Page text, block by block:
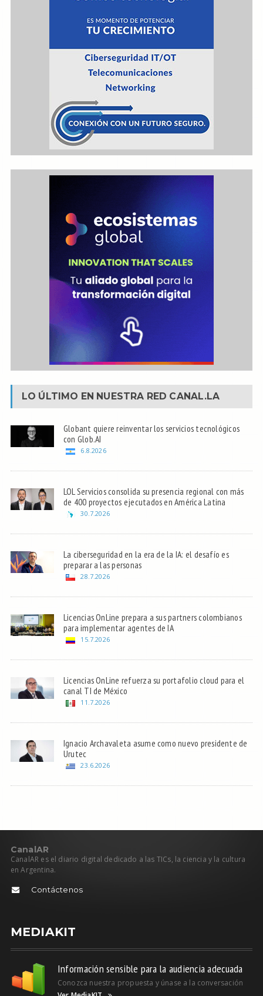
LO ÚLTIMO EN NUESTRA RED CANAL.LA
Globant quiere reinventar los servicios tecnológicos
con Glob.AI
6.8.2026
LOL Servicios consolida su presencia regional con más
de 400 proyectos ejecutados en América Latina
30.7.2026
La ciberseguridad en la era de la IA: el desafío es
preparar a las personas
28.7.2026
Licencias OnLine prepara a sus partners colombianos
para implementar agentes de IA
15.7.2026
Licencias OnLine refuerza su portafolio cloud para el
canal TI de México
11.7.2026
Ignacio Archavaleta asume como nuevo presidente de
Urutec
23.6.2026
CanalAR
CanalAR es el diario digital dedicado a las TICs, la ciencia y la cultura
en Argentina.
Contáctenos
MEDIAKIT
Información sensible para la audiencia adecuada
Conozca nuestra propuesta y únase a la conversación